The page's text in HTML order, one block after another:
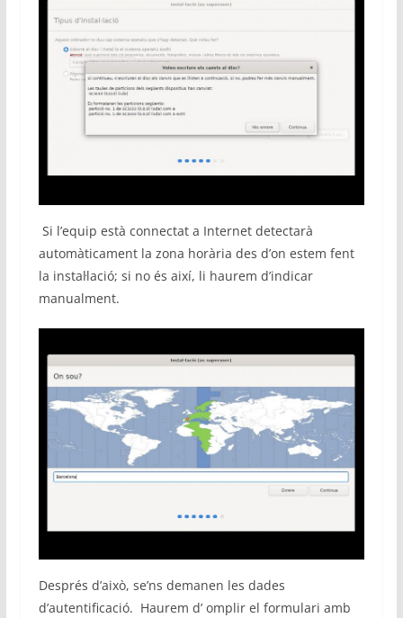
Si l’equip està connectat a Internet detectarà
automàticament la zona horària des d’on estem fent
la instal·lació; si no és així, li haurem d’indicar
manualment.
Després d’això, se’ns demanen les dades
d’autentificació. Haurem d’ omplir el formulari amb